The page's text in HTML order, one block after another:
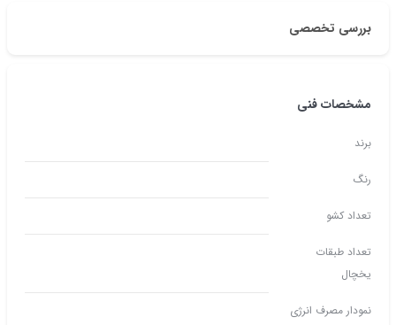
بررسی تخصصی
مشخصات فنی
برند
رنگ
تعداد کشو
تعداد طبقات
یخچال
نمودار مصرف انرژی